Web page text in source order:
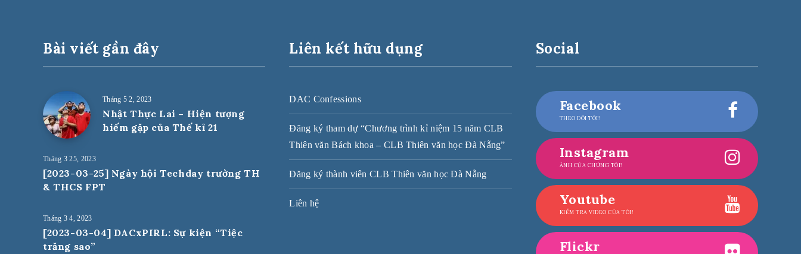
Bài viết gần đây
Tháng 5 2, 2023
Nhật Thực Lai – Hiện tượng
hiếm gặp của Thế kỉ 21
Tháng 3 25, 2023
[2023-03-25] Ngày hội Techday trường TH
& THCS FPT
Tháng 3 4, 2023
[2023-03-04] DACxPIRL: Sự kiện “Tiệc
trăng sao”
Liên kết hữu dụng
DAC Confessions
Đăng ký tham dự “Chương trình kỉ niệm 15 năm CLB
Thiên văn Bách khoa – CLB Thiên văn học Đà Nẵng”
Đăng ký thành viên CLB Thiên văn học Đà Nẵng
Liên hệ
Social
Facebook
THEO DÕI TÔI!
Instagram
ẢNH CỦA CHÚNG TÔI!
Youtube
KIỂM TRA VIDEO CỦA TÔI!
Flickr